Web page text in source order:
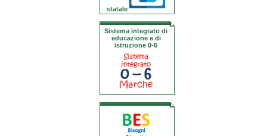
statale
Sistema integrato di
educazione e di
istruzione 0-6